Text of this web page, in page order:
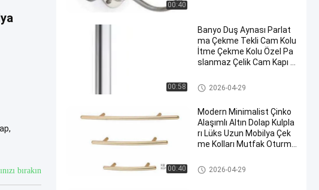
bırakın
00:40
00:58
Banyo Duş Aynası Parlat
ma Çekme Tekli Cam Kolu
İtme Çekme Kolu Özel Pa
slanmaz Çelik Cam Kapı K
Donanım Çekme Kolları
2026-04-29
00:40
Modern Minimalist Çinko
Alaşımlı Altın Dolap Kulpla
rı Lüks Uzun Mobilya Çek
me Kolları Mutfak Oturma
op için
Donanım Çekme Kolları
2026-04-29